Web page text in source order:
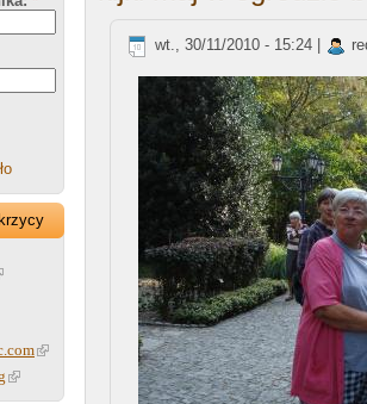
wt., 30/11/2010 - 15:24 |